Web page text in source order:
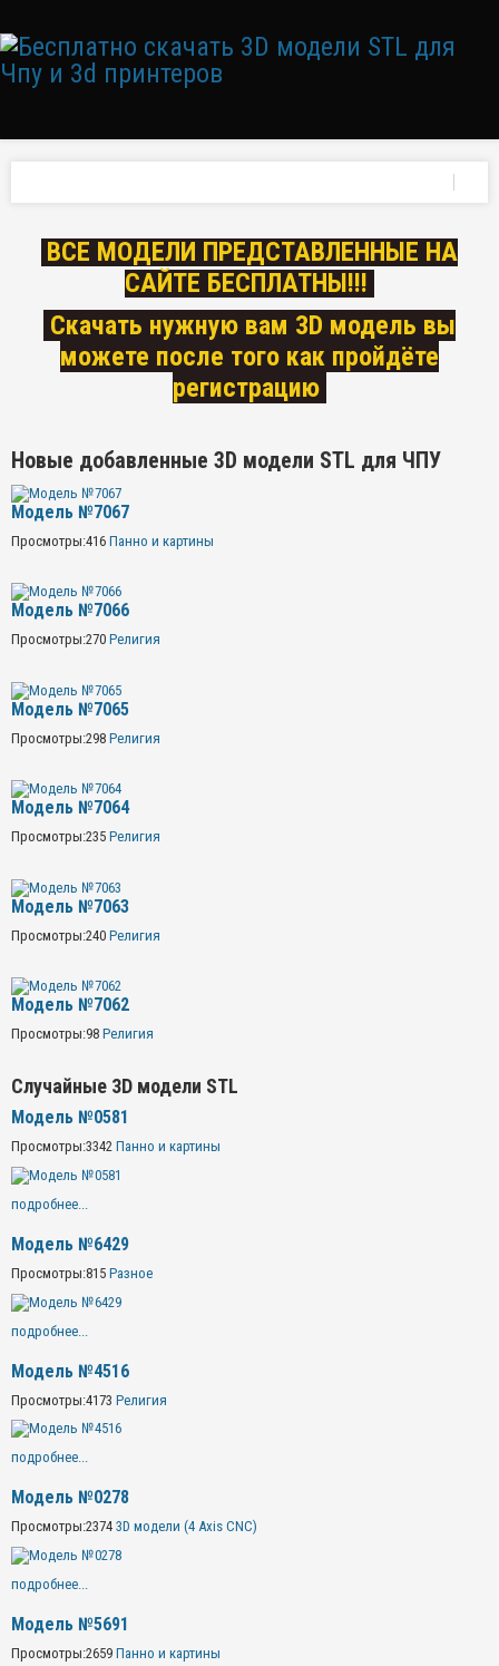
ВСЕ МОДЕЛИ ПРЕДСТАВЛЕННЫЕ НА
САЙТЕ БЕСПЛАТНЫ!!!
Скачать нужную вам 3D модель вы
можете после того как пройдёте
регистрацию
Новые добавленные 3D модели STL для ЧПУ
Модель №7067
Просмотры:416 Панно и картины
Модель №7066
Просмотры:270 Религия
Модель №7065
Просмотры:298 Религия
Модель №7064
Просмотры:235 Религия
Модель №7063
Просмотры:240 Религия
Модель №7062
Просмотры:98 Религия
Случайные 3D модели STL
Модель №0581
Просмотры:3342 Панно и картины
подробнее...
Модель №6429
Просмотры:815 Разное
подробнее...
Модель №4516
Просмотры:4173 Религия
подробнее...
Модель №0278
Просмотры:2374 3D модели (4 Axis CNC)
подробнее...
Модель №5691
Просмотры:2659 Панно и картины